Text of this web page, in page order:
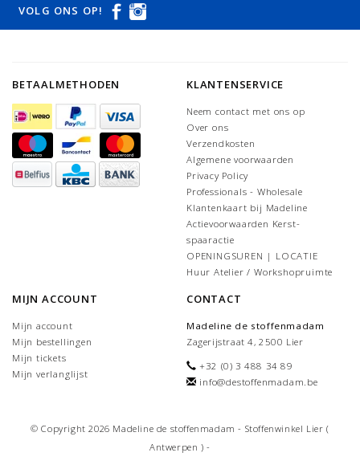
VOLG ONS OP!
BETAALMETHODEN KLANTENSERVICE
Neem contact met ons op
Over ons
Verzendkosten
Algemene voorwaarden
Privacy Policy
Professionals - Wholesale
Klantenkaart bij Madeline
Actievoorwaarden Kerst-
spaaractie
OPENINGSUREN | LOCATIE
Huur Atelier / Workshopruimte
MIJN ACCOUNT
Mijn account
Mijn bestellingen
Mijn tickets
Mijn verlanglijst
CONTACT
Madeline de stoffenmadam
Zagerijstraat 4, 2500 Lier
+32 (0) 3 488 34 89
info@destoffenmadam.be
© Copyright 2026 Madeline de stoffenmadam - Stoffenwinkel Lier (
Antwerpen ) -